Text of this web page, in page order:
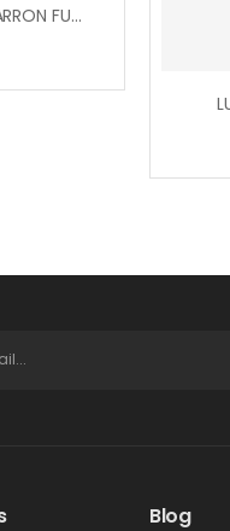
LUNETTE THUNDER MARRON FUME
Blog